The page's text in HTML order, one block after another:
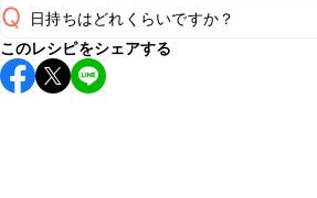
Q 日持ちはどれくらいですか？
保存期間は冷蔵で翌日中が目安です。な
し上がりください。
このレシピをシェアする